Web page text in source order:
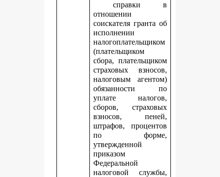
справки в
отношении
соискателя гранта об
исполнении
налогоплательщиком
(плательщиком
сбора, плательщиком
страховых взносов,
налоговым агентом)
обязанности по
уплате налогов,
сборов, страховых
взносов, пеней,
штрафов, процентов
по форме,
утвержденной
приказом
Федеральной
налоговой службы,